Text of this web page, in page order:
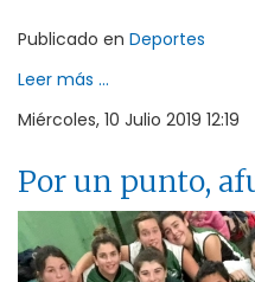
Publicado en Deportes
Leer más ...
Miércoles, 10 Julio 2019 12:19
Por un punto,